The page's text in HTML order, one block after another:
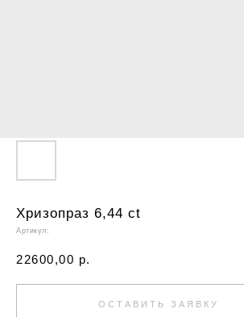
Хризопраз 6,44 ct
Артикул:
22600,00 р.
ОСТАВИТЬ ЗАЯВКУ